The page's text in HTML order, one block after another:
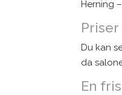
Herning
Du kan
da
En